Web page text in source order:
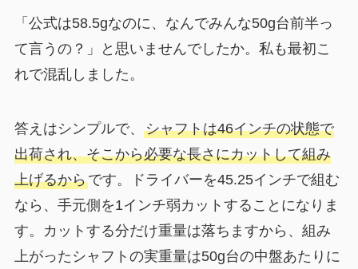
「公式は58.5gなのに、なんでみんな50g台前半っ
て言うの？」と思いませんでしたか。私も最初こ
れで混乱しました。
答えはシンプルで、 シャフトは46インチの状態で
出荷され、そこから必要な長さにカットして組み
上げるからです。ドライバーを45.25インチで組む
なら、手元側を1インチ弱カットすることになりま
す。カットする分だけ重量は落ちますから、組み
上がったシャフトの実重量は50g台の中盤あたりに